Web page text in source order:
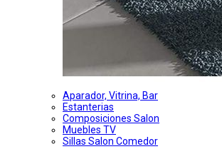
Aparador, Vitrina, Bar
Estanterias
Composiciones Salon
Muebles TV
Sillas Salon Comedor